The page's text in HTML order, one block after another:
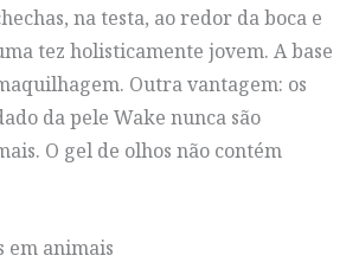
na testa, ao redor da boca e
tez holisticamente jovem. A base
Outra vantagem: os
da pele Wake nunca são
O gel de olhos não contém
em animais